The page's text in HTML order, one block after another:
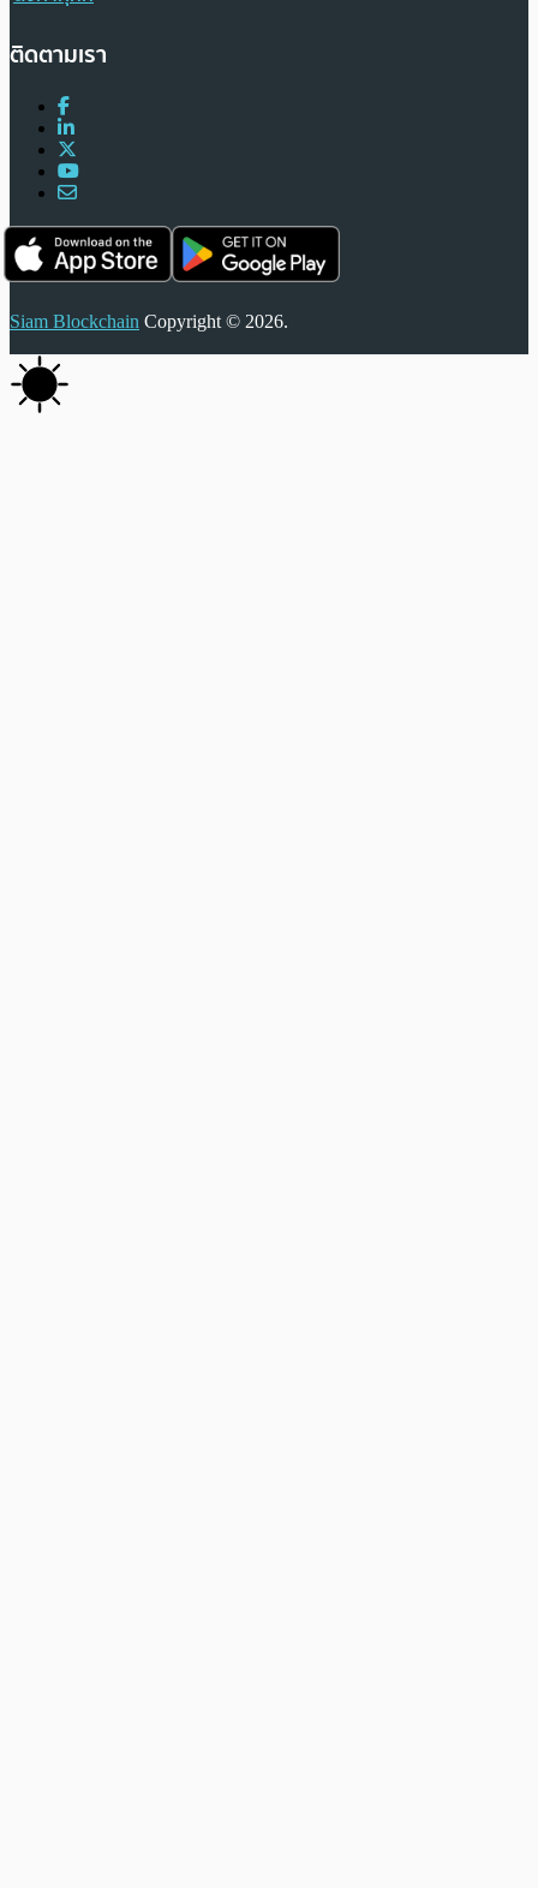
ติดตามเรา
Siam Blockchain Copyright © 2026.